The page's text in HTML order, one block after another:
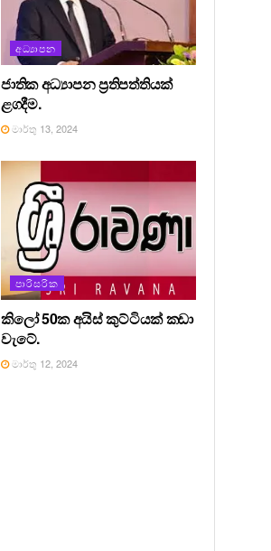
අධ්‍යාපන
ජාතික අධ්‍යාපන ප්‍රතිපත්තියක්
ළගදීම.
මාර්තු 13, 2024
පාරිසරික
කිලෝ 50ක අයිස් කුට්ටියක් කඩා
වැටේ.
මාර්තු 12, 2024